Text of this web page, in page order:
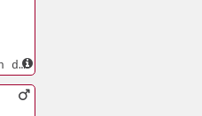
asduifkampioenschappen in de